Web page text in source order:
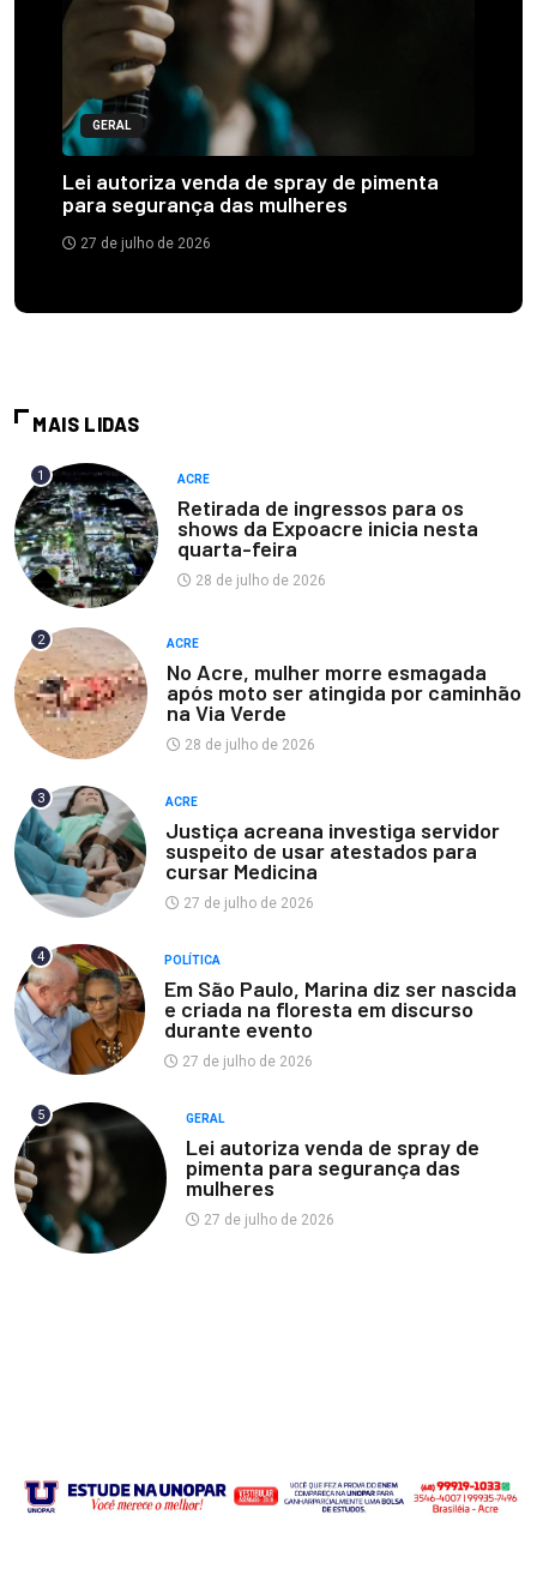
GERAL
Lei autoriza venda de spray de pimenta
para segurança das mulheres
27 de julho de 2026
MAIS LIDAS
1 ACRE
Retirada de ingressos para os
shows da Expoacre inicia nesta
quarta-feira
28 de julho de 2026
2 ACRE
No Acre, mulher morre esmagada
após moto ser atingida por caminhão
na Via Verde
28 de julho de 2026
3 ACRE
Justiça acreana investiga servidor
suspeito de usar atestados para
cursar Medicina
27 de julho de 2026
4 POLÍTICA
Em São Paulo, Marina diz ser nascida
e criada na floresta em discurso
durante evento
27 de julho de 2026
5 GERAL
Lei autoriza venda de spray de
pimenta para segurança das
mulheres
27 de julho de 2026